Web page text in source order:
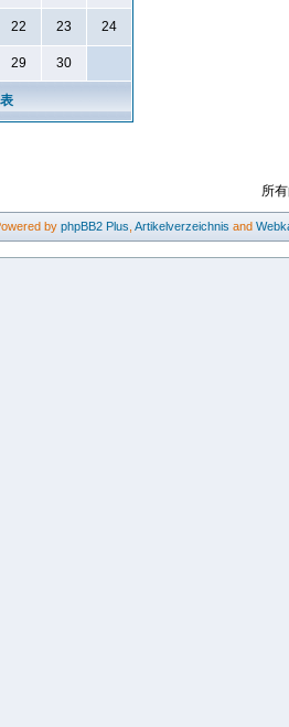
22 23 24
29 30
所
by phpBB2 Plus Artikelverzeichnis and